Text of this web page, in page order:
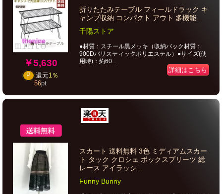
￥5,630
P 還元1％
56pt
折りたたみテーブル フィールドラック キ
ャンプ収納 コンパクト アウト 多機能...
千陽ストア
●材質：スチール黒メッキ（収納バック材質：
900Dバリスティックポリエステル）●サイズ(使
用時)：約60...
詳細はこちら
スカート 送料無料 3色 ミディアムスカー
ト タック クロシェ ボックスプリーツ 総
レース アイラッシ...
Funny Bunny